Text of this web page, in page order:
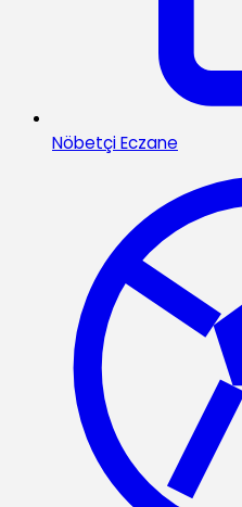
Nöbetçi Eczane